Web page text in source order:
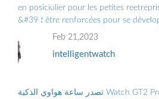
en posiciulier pour les petites
&#39 ؛ être renforcées pour se développer et croître.Les
Grandes Entreprises doiv ...
Feb 21,2023
intelligentwatch
تصدر ساعة هواوي الذكية Watch GT2 Pro في طرازين، كلاسيكي